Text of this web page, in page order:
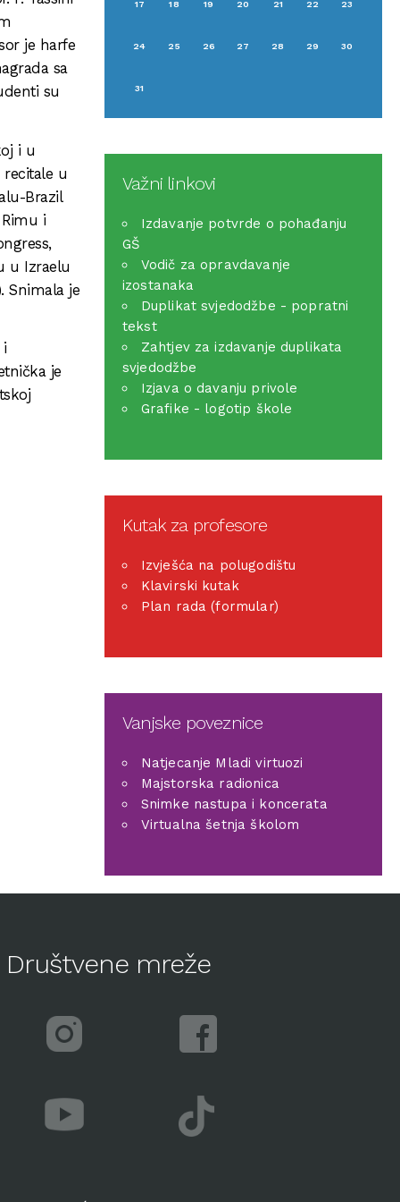
je harfe
sa
su
i u
recitale u
Brazil
i
u Izraelu
Snimala je
i
je
17 18 19 20 21 22 23
24 25 26 27 28 29 30
31
Važni linkovi
Izdavanje potvrde o pohađanju
GŠ
Vodič za opravdavanje
izostanaka
Duplikat svjedodžbe - popratni
tekst
Zahtjev za izdavanje duplikata
svjedodžbe
Izjava o davanju privole
Grafike - logotip škole
Kutak za profesore
Izvješća na polugodištu
Klavirski kutak
Plan rada (formular)
Vanjske poveznice
Natjecanje Mladi virtuozi
Majstorska radionica
Snimke nastupa i koncerata
Virtualna šetnja školom
Društvene mreže